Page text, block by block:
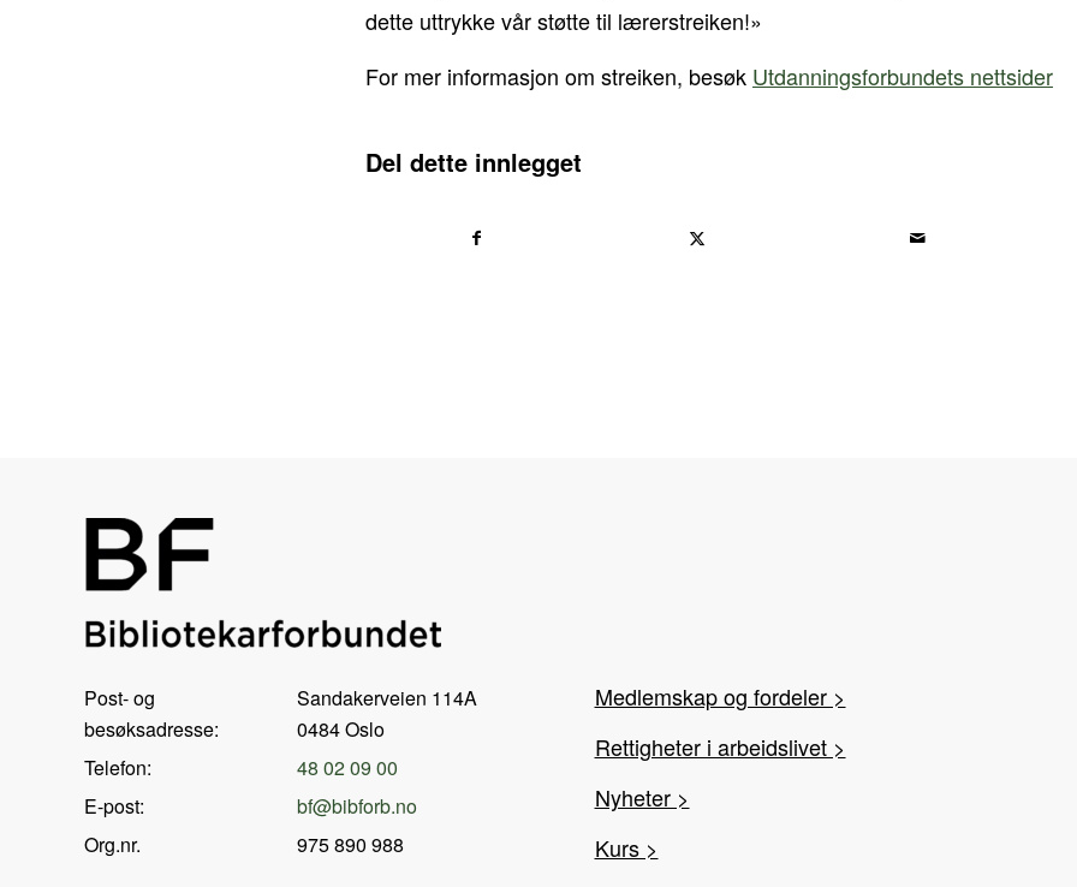
dette uttrykke vår støtte til lærerstreiken!»
For mer informasjon om streiken, besøk Utdanningsforbundets nettsider
Del dette innlegget
Post- og
besøksadresse:
Sandakerveien 114A
0484 Oslo
Telefon:
48 02 09 00
E-post:
bf@bibforb.no
Org.nr.
975 890 988
Medlemskap og fordeler >
Rettigheter i arbeidslivet >
Nyheter >
Kurs >